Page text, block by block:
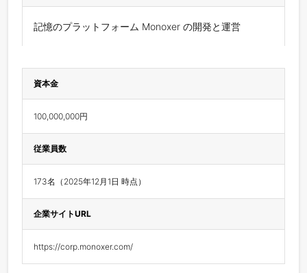
記憶のプラットフォーム Monoxer の開発と運営
資本金
100,000,000円
従業員数
173名（2025年12月1日 時点）
企業サイトURL
https://corp.monoxer.com/